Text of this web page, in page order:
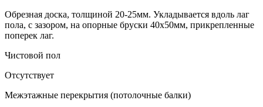
Обрезная доска, толщиной 20-25мм. Укладывается вдоль лаг
пола, с зазором, на опорные бруски 40х50мм, прикрепленные
поперек лаг.
Чистовой пол
Отсутствует
Межэтажные перекрытия (потолочные балки)